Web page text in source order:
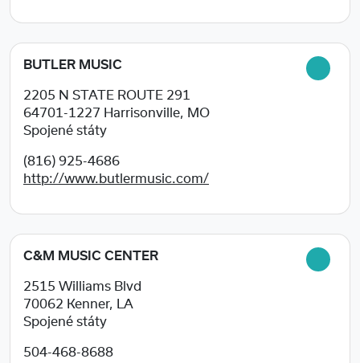
BUTLER MUSIC
2205 N STATE ROUTE 291
64701-1227 Harrisonville, MO
Spojené státy
(816) 925-4686
http://www.butlermusic.com/
C&M MUSIC CENTER
2515 Williams Blvd
70062 Kenner, LA
Spojené státy
504-468-8688